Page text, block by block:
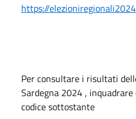
https://
Per consultare i risultati
Sardegna 2024 ,
codice sottostante